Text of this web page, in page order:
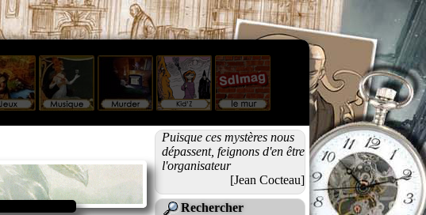
Puisque ces mystères nous
dépassent, feignons d'en être
l'organisateur
[Jean Cocteau]
Rechercher